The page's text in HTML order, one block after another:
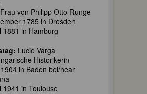
von Philipp Otto Runge
1785 in Dresden
1881 in Hamburg
Lucie Varga
Historikerin
in Baden bei/near
1941 in Toulouse